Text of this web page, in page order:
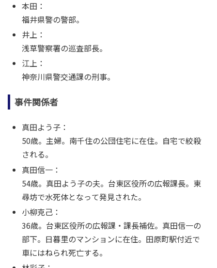
本田：
福井県警の警部。
井上：
浅草警察署の巡査部長。
江上：
神奈川県警交通課の刑事。
事件関係者
真田よう子：
50歳。主婦。南千住の公団住宅に在住。自宅で絞殺
される。
真田信一：
54歳。真田よう子の夫。台東区役所の広報課長。東
尋坊で水死体となって発見された。
小柳克己：
36歳。台東区役所の広報課・課長補佐。真田信一の
部下。日暮里のマンションに在住。田原町駅付近で
車にはねられ死亡する。